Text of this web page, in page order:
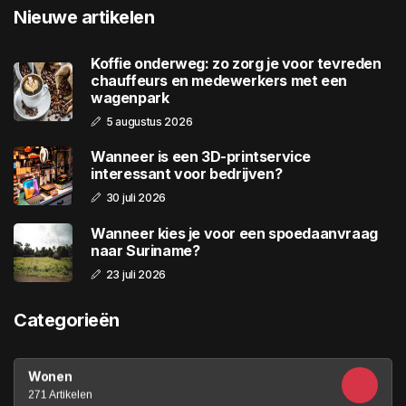
Nieuwe artikelen
Koffie onderweg: zo zorg je voor tevreden
chauffeurs en medewerkers met een
wagenpark
5 augustus 2026
Wanneer is een 3D-printservice
interessant voor bedrijven?
30 juli 2026
Wanneer kies je voor een spoedaanvraag
naar Suriname?
23 juli 2026
Categorieën
Wonen
271 Artikelen